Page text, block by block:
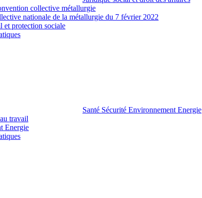
collective métallurgie
nationale de la métallurgie du 7 février 2022
et protection sociale
Santé Sécurité Environnement Energie
travail
Energie